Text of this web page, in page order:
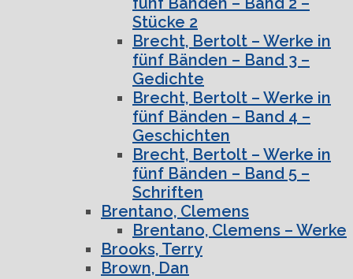
Stücke 2
Brecht, Bertolt – Werke in
fünf Bänden – Band 3 –
Gedichte
Brecht, Bertolt – Werke in
fünf Bänden – Band 4 –
Geschichten
Brecht, Bertolt – Werke in
fünf Bänden – Band 5 –
Schriften
Brentano, Clemens
Brentano, Clemens – Werke
Brooks, Terry
Brown, Dan